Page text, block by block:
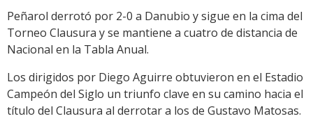
Link
Peñarol derrotó por 2-0 a Danubio y sigue en la cima del
Torneo Clausura y se mantiene a cuatro de distancia de
Nacional en la Tabla Anual.
Los dirigidos por Diego Aguirre obtuvieron en el Estadio
Campeón del Siglo un triunfo clave en su camino hacia el
título del Clausura al derrotar a los de Gustavo Matosas.